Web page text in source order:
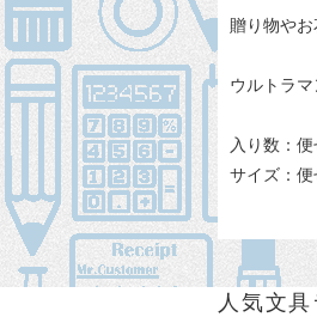
贈り物や
ウルトラ
入り数：
サイズ：
人気文